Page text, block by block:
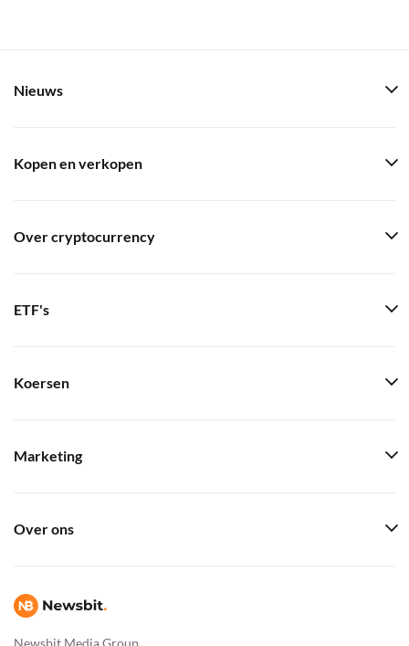
Newsbit Media Group
Nieuws
Kopen en verkopen
Over cryptocurrency
ETF's
Koersen
Marketing
Over ons